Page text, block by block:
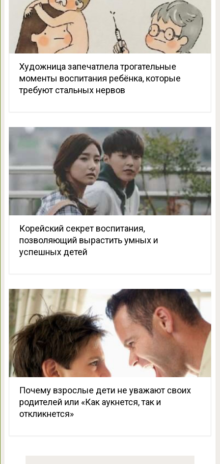
Художница запечатлела трогательные
моменты воспитания ребёнка, которые
требуют стальных нервов
Корейский секрет воспитания,
позволяющий вырастить умных и
успешных детей
Почему взрослые дети не уважают своих
родителей или «Как аукнется, так и
откликнется»